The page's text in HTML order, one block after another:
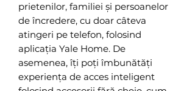
prietenilor, familiei și persoanelor
de încredere, cu doar câteva
atingeri pe telefon, folosind
aplicația Yale Home. De
asemenea, îți poți îmbunătăți
experiența de acces inteligent